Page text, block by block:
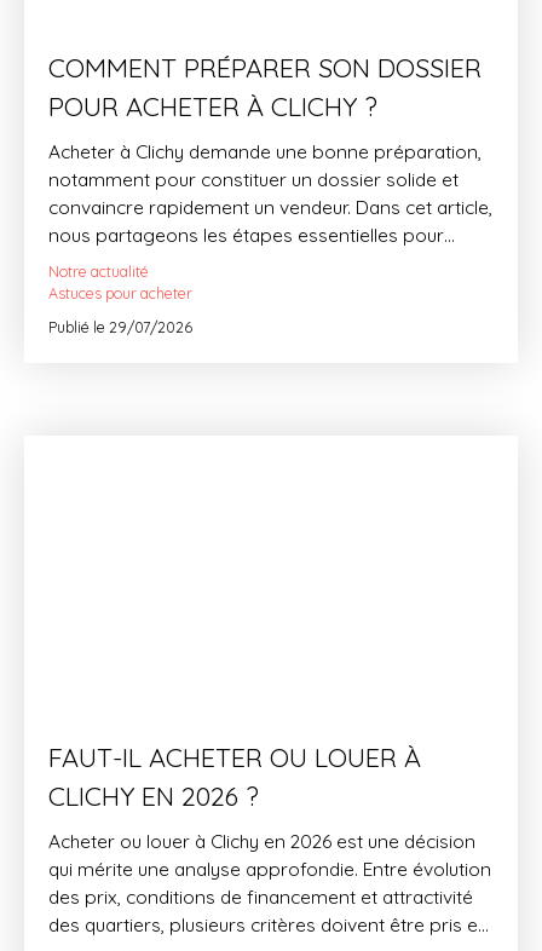
COMMENT PRÉPARER SON DOSSIER
POUR ACHETER À CLICHY ?
Acheter à Clichy demande une bonne préparation,
notamment pour constituer un dossier solide et
convaincre rapidement un vendeur. Dans cet article,
nous partageons les étapes essentielles pour
mettre toutes les chances de votre côté et
concrétiser votre projet dans les meilleures
conditions. Découvrez les conseils de notre équipe,
Notre actualité
Astuces pour acheter
Publié le 29/07/2026
FAUT-IL ACHETER OU LOUER À
CLICHY EN 2026 ?
Acheter ou louer à Clichy en 2026 est une décision
qui mérite une analyse approfondie. Entre évolution
des prix, conditions de financement et attractivité
des quartiers, plusieurs critères doivent être pris en